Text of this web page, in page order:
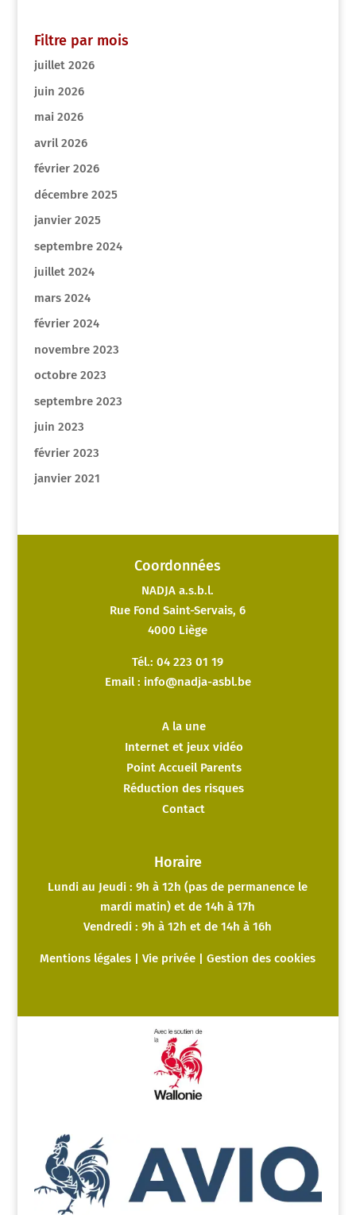
Filtre par mois
juillet 2026
juin 2026
mai 2026
avril 2026
février 2026
décembre 2025
janvier 2025
septembre 2024
juillet 2024
mars 2024
février 2024
novembre 2023
octobre 2023
septembre 2023
juin 2023
février 2023
janvier 2021
Coordonnées
NADJA a.s.b.l.
Rue Fond Saint-Servais, 6
4000 Liège
Tél.: 04 223 01 19
Email : info@nadja-asbl.be
A la une
Internet et jeux vidéo
Point Accueil Parents
Réduction des risques
Contact
Horaire
Lundi au Jeudi : 9h à 12h (pas de permanence le
mardi matin) et de 14h à 17h
Vendredi : 9h à 12h et de 14h à 16h
Mentions légales |Vie privée |Gestion des cookies